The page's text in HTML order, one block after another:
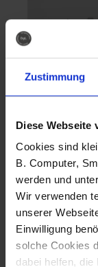
Zustimmung
Diese Webseite
Cookies sind
B. Computer,
werden und
Wir verwenden
unserer
Einwilligung
solche Cookies
dabei helfen,
Fotografo:
Sternbach
Download